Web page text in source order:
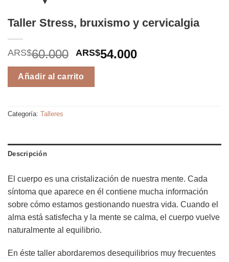
Taller Stress, bruxismo y cervicalgia
ARS$60.000 El
precio
original
era:
ARS$60.000.
ARS$54.000El
ARS$54.000.
Añadir al carrito
Categoría: Talleres
Descripción
El cuerpo es una cristalización de nuestra mente. Cada
síntoma que aparece en él contiene mucha información
sobre cómo estamos gestionando nuestra vida. Cuando el
alma está satisfecha y la mente se calma, el cuerpo vuelve
naturalmente al equilibrio.
En éste taller abordaremos desequilibrios muy frecuentes